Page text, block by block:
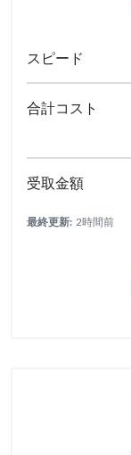
最終更新: 2時間前